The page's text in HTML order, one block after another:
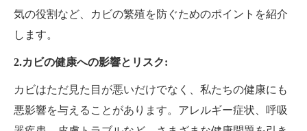
気の役割など、カビの繁殖を防ぐためのポイントを紹介
します。
2.カビの健康への影響とリスク:
カビはただ見た目が悪いだけでなく、私たちの健康にも
悪影響を与えることがあります。アレルギー症状、呼吸